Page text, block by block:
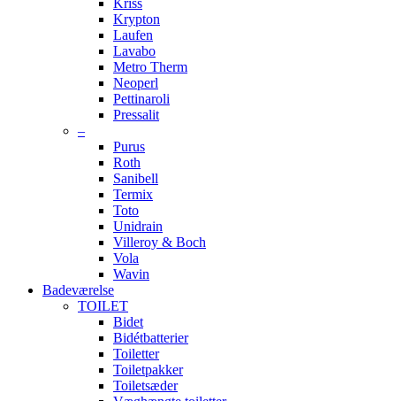
Kriss
Krypton
Laufen
Lavabo
Metro Therm
Neoperl
Pettinaroli
Pressalit
–
Purus
Roth
Sanibell
Termix
Toto
Unidrain
Villeroy & Boch
Vola
Wavin
Badeværelse
TOILET
Bidet
Bidétbatterier
Toiletter
Toiletpakker
Toiletsæder